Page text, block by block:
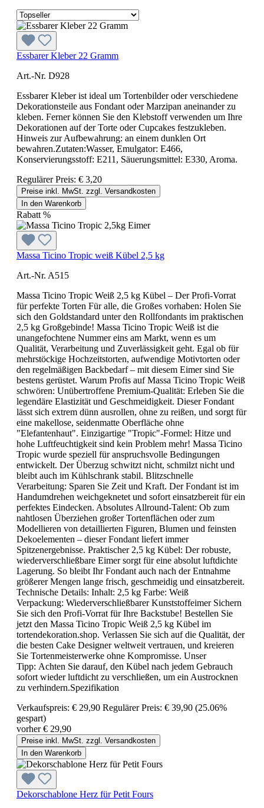
Essbarer Kleber 22 Gramm
Art.-Nr. D928
Essbarer Kleber ist ideal um Tortenbilder oder verschiedene
Dekorationsteile aus Fondant oder Marzipan aneinander zu
kleben. Ferner können Sie den Klebstoff verwenden um Ihre
Dekorationen auf der Torte oder Cupcakes festzukleben.
Hinweis zur Aufbewahrung: an einem dunklen Ort
bewahren.Zutaten:Wasser, Emulgator: E466,
Konservierungsstoff: E211, Säuerungsmittel: E330, Aroma.
Regulärer Preis: € 3,20
Preise inkl. MwSt. zzgl. Versandkosten
In den Warenkorb
Rabatt %
Massa Ticino Tropic weiß Kübel 2,5 kg
Art.-Nr. A515
Massa Ticino Tropic Weiß 2,5 kg Kübel – Der Profi-Vorrat
für perfekte Torten Für alle, die Großes vorhaben: Holen Sie
sich den Goldstandard unter den Rollfondants im praktischen
2,5 kg Großgebinde! Massa Ticino Tropic Weiß ist die
unangefochtene Nummer eins am Markt, wenn es um
Qualität, Verarbeitung und Zuverlässigkeit geht. Egal ob für
mehrstöckige Hochzeitstorten, aufwendige Motivtorten oder
den regelmäßigen Backbedarf – mit diesem Eimer sind Sie
bestens gerüstet. Warum Profis auf Massa Ticino Tropic Weiß
schwören: Unübertroffene Premium-Qualität: Erleben Sie die
legendäre Elastizität und Geschmeidigkeit. Dieser Fondant
lässt sich extrem dünn ausrollen, ohne zu reißen, und sorgt für
eine makellose, seidenmatte Oberfläche ohne
"Elefantenhaut". Einzigartige "Tropic"-Formel: Hitze und
hohe Luftfeuchtigkeit sind kein Problem mehr! Massa Ticino
Tropic wurde speziell für anspruchsvolle Bedingungen
entwickelt. Der Überzug schwitzt nicht, schmilzt nicht und
bleibt auch im Kühlschrank stabil. Blitzschnelle
Verarbeitung: Sparen Sie Zeit und Kraft. Der Fondant ist im
Handumdrehen weichgeknetet und sofort einsatzbereit für ein
perfektes Eindecken. Absolutes Allround-Talent: Ob zum
nahtlosen Überziehen großer Tortenflächen oder zum
Modellieren von detaillierten Figuren, Blumen und feinsten
Dekoelementen – dieser Fondant liefert immer
Spitzenergebnisse. Praktischer 2,5 kg Kübel: Der robuste,
wiederverschließbare Eimer sorgt für eine absolut luftdichte
Lagerung. So bleibt Ihr Fondant auch nach der Entnahme
größerer Mengen lange frisch, geschmeidig und einsatzbereit.
Technische Details: Inhalt: 2,5 kg Farbe: Weiß
Verpackung: Wiederverschließbarer Kunststoffeimer Sichern
Sie sich den Profi-Vorrat für Ihre Backstube! Bestellen Sie
jetzt den Massa Ticino Tropic Weiß 2,5 kg Kübel im
tortendekoration.shop. Verlassen Sie sich auf die Qualität, der
die besten Cake Designer weltweit vertrauen, und kreieren
Sie Tortenmeisterwerke ohne Kompromisse. Unser
Tipp: Achten Sie darauf, den Kübel nach jedem Gebrauch
sofort wieder luftdicht zu verschließen, um ein Austrocknen
zu verhindern.Spezifikation
Verkaufspreis: € 29,90 Regulärer Preis: € 39,90 (25.06%
gespart)
vorher € 29,90
Preise inkl. MwSt. zzgl. Versandkosten
In den Warenkorb
Dekorschablone Herz für Petit Fours